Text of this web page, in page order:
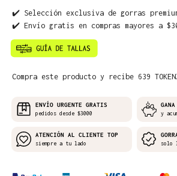
✔️ Selección exclusiva de gorras
✔️ Envío gratis en compras mayores a
Compra este producto y recibe 639
ENVÍO URGENTE GRATIS
pedidos desde $3000
GANA
y
ATENCIÓN AL CLIENTE TOP
siempre a tu lado
solo